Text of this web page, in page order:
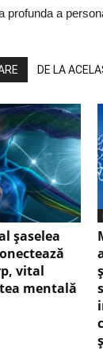
profunda a
DE LA
șaselea
vital
mentală